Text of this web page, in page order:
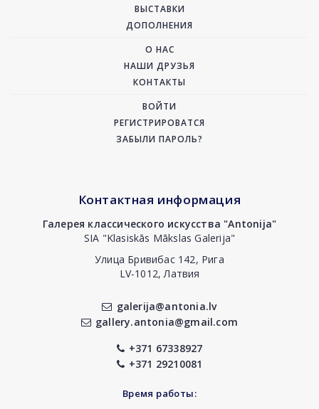
ВЫСТАВКИ
ДОПОЛНЕНИЯ
О НАС
НАШИ ДРУЗЬЯ
КОНТАКТЫ
ВОЙТИ
РЕГИСТРИРОВАТСЯ
ЗАБЫЛИ ПАРОЛЬ?
Контактная информация
Галерея классического искусства "Antonija"
SIA "Klasiskās Mākslas Galerija"
Улица Бривибас 142, Рига
LV-1012, Латвия
galerija@antonia.lv
gallery.antonia@gmail.com
+371 67338927
+371 29210081
Время работы: